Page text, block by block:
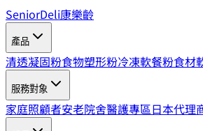
SeniorDeli康樂齡
產品
清透凝固粉食物塑形粉冷凍軟餐粉食材
服務對象
家庭照顧者安老院舍醫護專區日本代理